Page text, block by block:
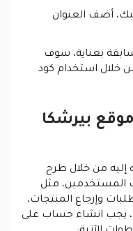
أضف العنوان
بعناية، سوف
خلال استخدام كود
بيرشكا
إليه من خلال طرح
المستخدمين، مثل
وإرجاع المنتجات،
يجب انشاء حساب على